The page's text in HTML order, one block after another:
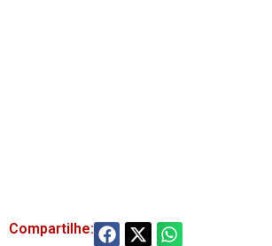
Compartilhe: